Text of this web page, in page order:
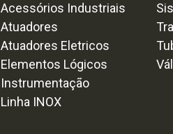
Acessórios Industriais
Atuadores
Atuadores Eletricos
Elementos Lógicos
Instrumentação
Linha INOX